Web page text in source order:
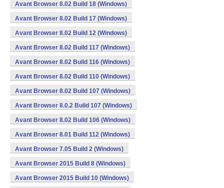
Avant Browser 8.02 Build 18 (Windows)
Avant Browser 8.02 Build 17 (Windows)
Avant Browser 8.02 Build 12 (Windows)
Avant Browser 8.02 Build 117 (Windows)
Avant Browser 8.02 Build 116 (Windows)
Avant Browser 8.02 Build 110 (Windows)
Avant Browser 8.02 Build 107 (Windows)
Avant Browser 8.0.2 Build 107 (Windows)
Avant Browser 8.02 Build 106 (Windows)
Avant Browser 8.01 Build 112 (Windows)
Avant Browser 7.05 Build 2 (Windows)
Avant Browser 2015 Build 8 (Windows)
Avant Browser 2015 Build 10 (Windows)